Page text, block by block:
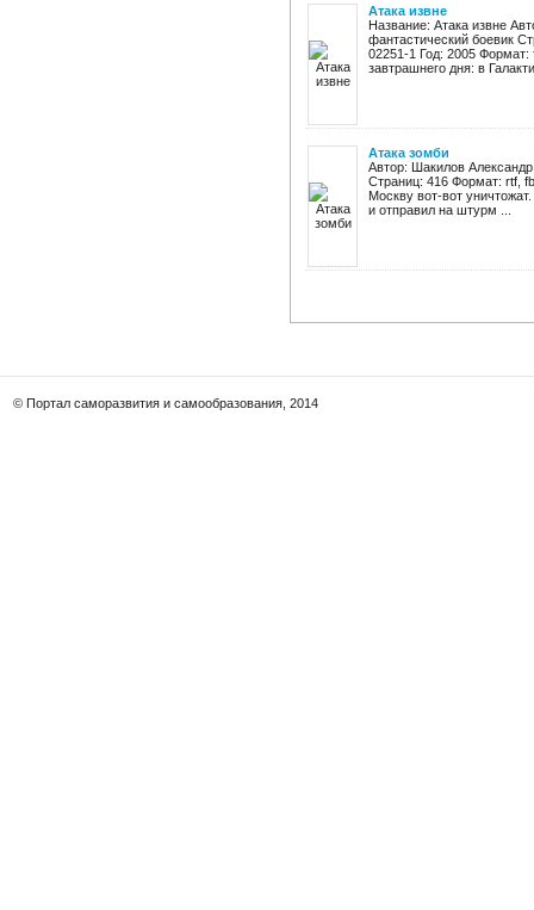
Атака извне
Название: Атака извне
фантастический боевик
02251-1 Год: 2005
завтрашнего дня: в
Атака зомби
Автор: Шакилов
Страниц: 416 Формат: rtf,
Москву вот-вот
и отправил на штурм ...
© Портал саморазвития и самообразования, 2014